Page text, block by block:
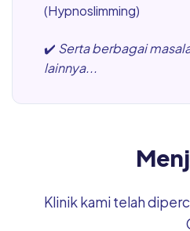
(Hypnoslimming)
✔️ Serta berbagai
lainnya...
Klinik kami telah